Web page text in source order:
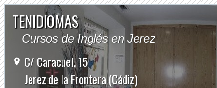
TENIDIOMAS
Cursos de Inglés en Jerez
C/ Caracuel, 15
Jerez de la Frontera (Cádiz)